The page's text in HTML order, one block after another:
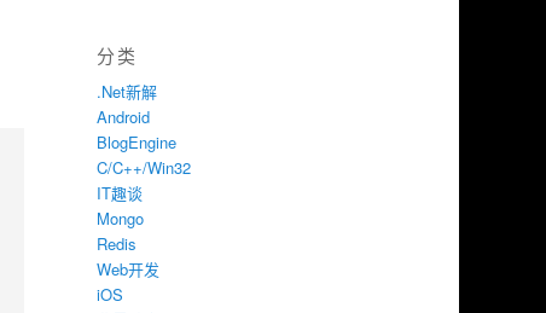
分类
.Net新解
Android
BlogEngine
C/C++/Win32
IT趣谈
Mongo
Redis
Web开发
iOS